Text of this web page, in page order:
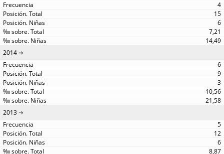
4
15
6
7,21
14,49
2014
6
9
3
10,56
21,58
2013
5
12
6
8,87